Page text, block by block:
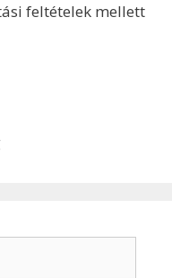
feltételek mellett